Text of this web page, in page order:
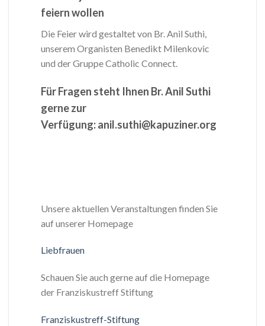
feiern wollen
Die Feier wird gestaltet von Br. Anil Suthi,
unserem Organisten Benedikt Milenkovic
und der Gruppe Catholic Connect.
Für Fragen steht Ihnen Br. Anil Suthi
gerne zur
Verfügung: anil.suthi@kapuziner.org
Unsere aktuellen Veranstaltungen finden Sie
auf unserer Homepage
Liebfrauen
Schauen Sie auch gerne auf die Homepage
der Franziskustreff Stiftung
Franziskustreff-Stiftung